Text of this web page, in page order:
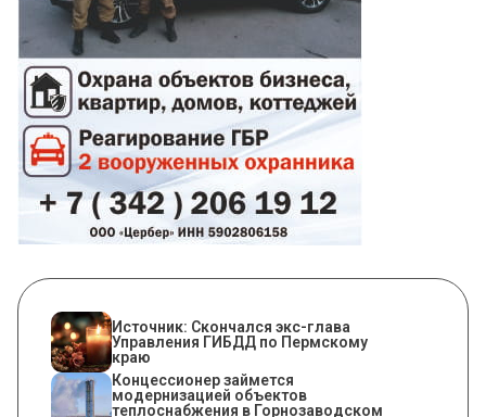
Источник: Скончался экс-глава
Управления ГИБДД по Пермскому
краю
Концессионер займется
модернизацией объектов
теплоснабжения в Горнозаводском